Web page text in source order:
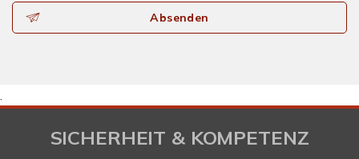
Absenden
.
SICHERHEIT & KOMPETENZ